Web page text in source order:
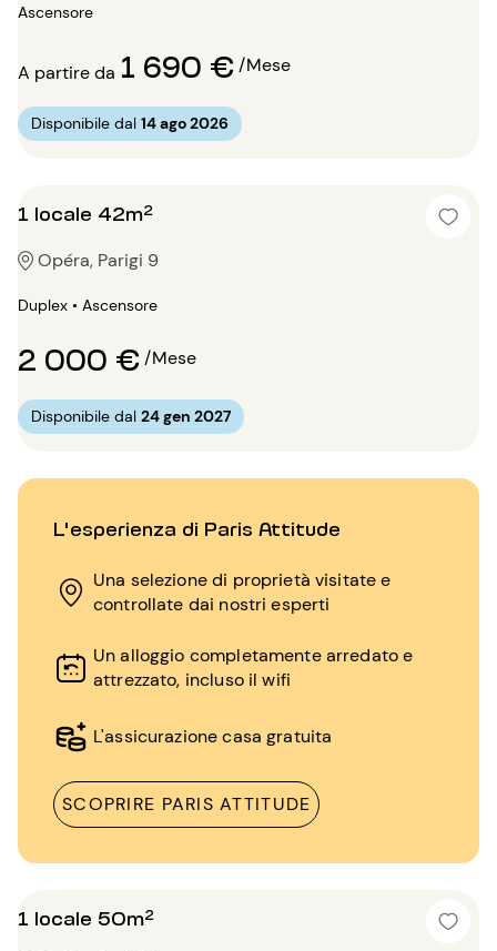
L'esperienza di Paris Attitude
Una selezione di proprietà visitate e
controllate dai nostri esperti
Un alloggio completamente arredato e
attrezzato, incluso il wifi
L'assicurazione casa gratuita
SCOPRIRE PARIS ATTITUDE
Ascensore
A partire da 1 690 €/Mese
Disponibile dal 14 ago 2026
1 locale 42m²
Opéra, Parigi 9
Duplex • Ascensore
2 000 €/Mese
Disponibile dal 24 gen 2027
1 locale 50m²